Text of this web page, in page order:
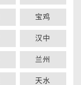
宝鸡
汉中
兰州
天水